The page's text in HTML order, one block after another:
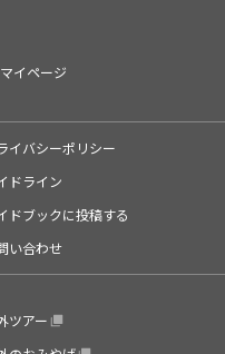
マイページ
イバシーポリシー
ドライン
ドブックに投稿する
い合わせ
ツアー